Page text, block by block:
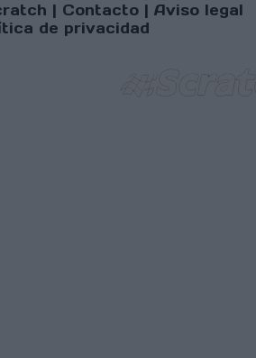
| Contacto| Aviso legal
de privacidad